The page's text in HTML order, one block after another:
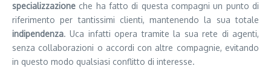
specializzazione che ha fatto di questa compagni un punto di
riferimento per tantissimi clienti, mantenendo la sua totale
indipendenza. Uca infatti opera tramite la sua rete di agenti,
senza collaborazioni o accordi con altre compagnie, evitando
in questo modo qualsiasi conflitto di interesse.